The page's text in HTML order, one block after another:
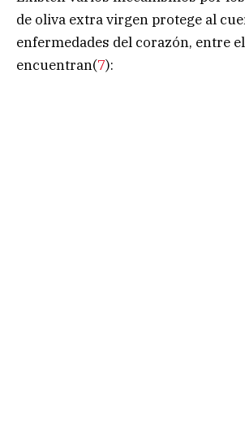
de oliva extra virgen protege al
enfermedades del corazón, entre
encuentran(7):